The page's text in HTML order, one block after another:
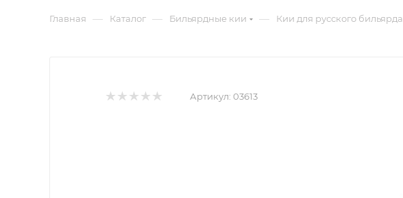
Главная — Каталог — Бильярдные кии — Кии для русского бильярда
Артикул: 03613